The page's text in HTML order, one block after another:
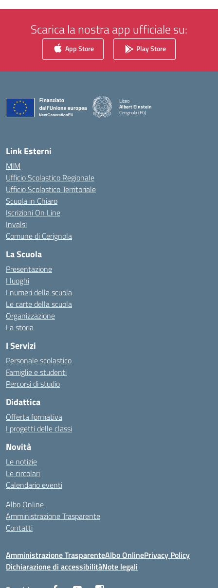
Scarica la nostra app ufficiale su:
App Store Play Store
Liceo
Albert Einstein
Cerignola (FG)
— Visita la pagina iniziale della scuola
Link Esterni
MIM
Ufficio Scolastico Regionale
Ufficio Scolastico Territoriale
Scuola in Chiaro
Iscrizioni On Line
Invalsi
Comune di Cerignola
La Scuola
Presentazione
I luoghi
I numeri della scuola
Le carte della scuola
Organizzazione
La storia
I Servizi
Personale scolastico
Famiglie e studenti
Percorsi di studio
Didattica
Offerta formativa
I progetti delle classi
Novità
Le notizie
Le circolari
Calendario eventi
Albo Online
Amministrazione Trasparente
Contatti
Amministrazione TrasparenteAlbo OnlinePrivacy Policy
Dichiarazione di accessibilitàNote legali